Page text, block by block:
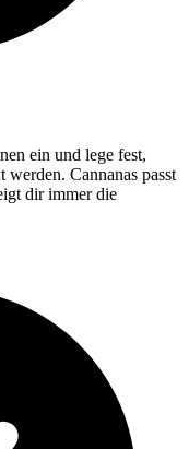
ein und lege fest,
Cannanas passt
dir immer die